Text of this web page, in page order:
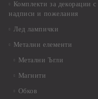
Комплекти за декорации с
надписи и пожелания
Лед лампички
Метални елементи
Метални Ъгли
Магнити
Обков